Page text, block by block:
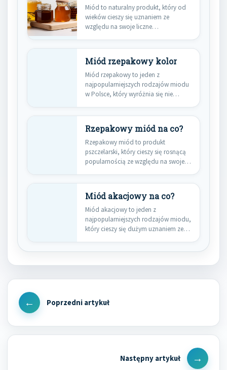
Miód to naturalny produkt, który od
wieków cieszy się uznaniem ze
względu na swoje liczne…
Miód rzepakowy kolor
Miód rzepakowy to jeden z
najpopularniejszych rodzajów miodu
w Polsce, który wyróżnia się nie
Rzepakowy miód na co?
Rzepakowy miód to produkt
pszczelarski, który cieszy się rosnącą
popularnością ze względu na swoje
Miód akacjowy na co?
Miód akacjowy to jeden z
najpopularniejszych rodzajów miodu,
który cieszy się dużym uznaniem ze
Nawigacja
wpisu
Previous
Next